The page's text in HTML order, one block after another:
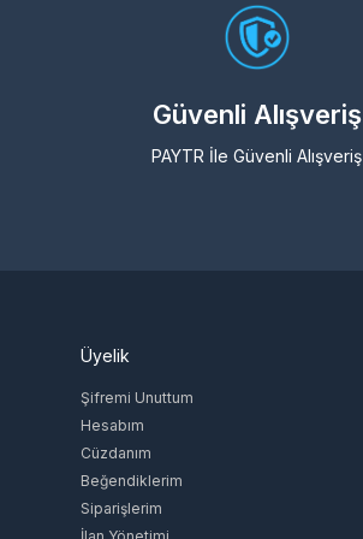
Güvenli Alışveriş
PAYTR İle Güvenli Alışveriş
Üyelik
Şifremi Unuttum
Hesabım
Cüzdanım
Beğendiklerim
Siparişlerim